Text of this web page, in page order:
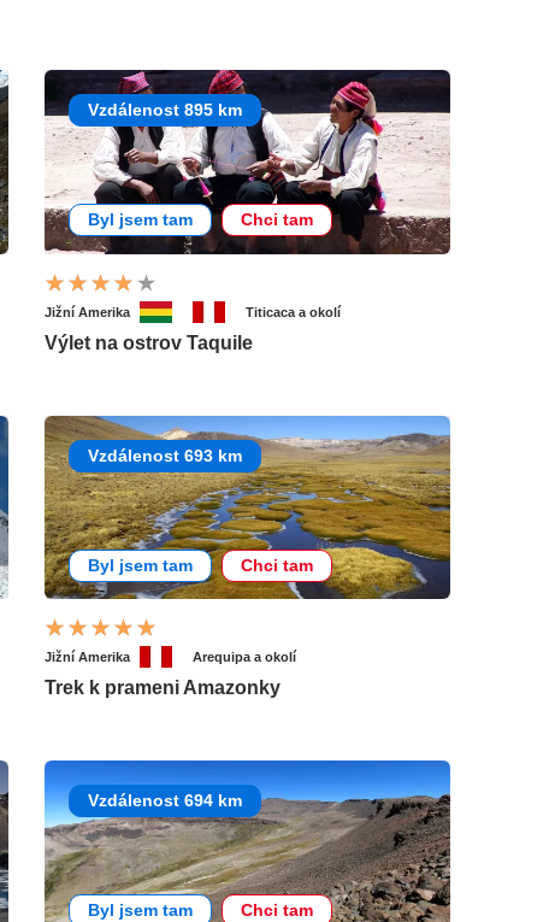
Vzdálenost 895 km
Byl jsem tam Chci tam
Jižní Amerika Titicaca a okolí
Výlet na ostrov Taquile
Vzdálenost 693 km
Byl jsem tam Chci tam
Jižní Amerika Arequipa a okolí
Trek k prameni Amazonky
Vzdálenost 694 km
Byl jsem tam Chci tam